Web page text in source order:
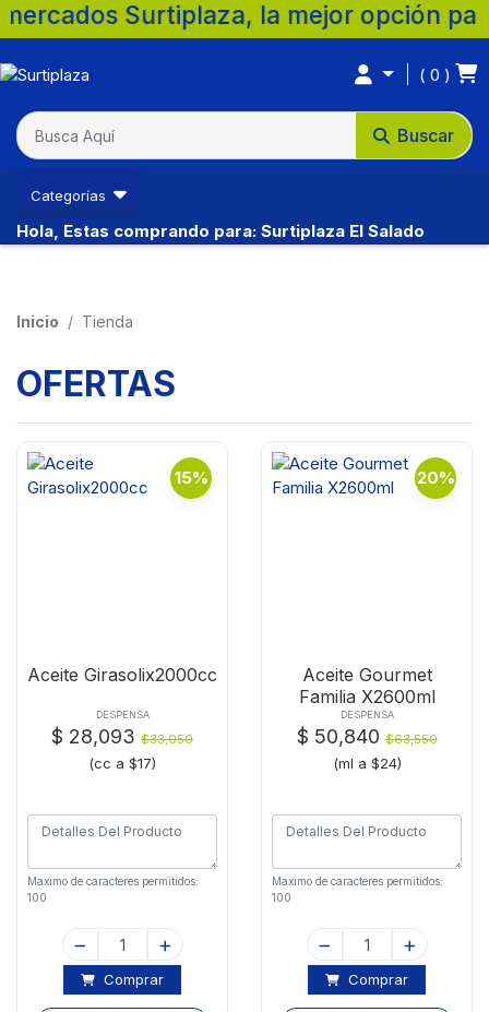
la mejor opción para tu
Buscar
0
Categorías
Hola, Estas comprando para: Surtiplaza El Salado
Inicio Tienda
OFERTAS
15%
Aceite Girasolix2000cc
DESPENSA
$ 28,093 $33,050
(cc a $17)
Maximo de caracteres permitidos:
100
Comprar
20%
Aceite Gourmet
Familia X2600ml
DESPENSA
$ 50,840$63,550
(ml a $24)
Maximo de caracteres permitidos:
100
Comprar